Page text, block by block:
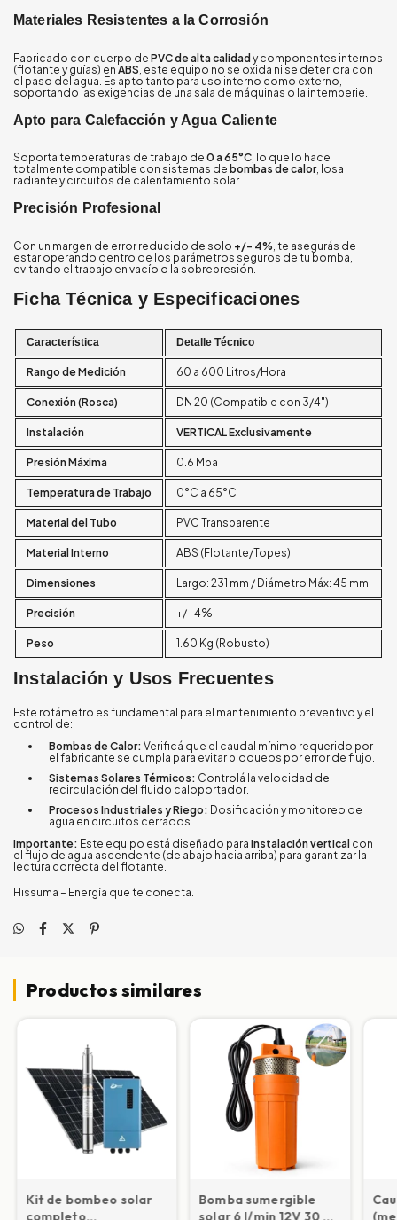
Materiales Resistentes a la Corrosión
Fabricado con cuerpo de PVC de alta calidady componentes internos
(flotante y guías) en ABS , este equipo no se oxida ni se deteriora con
el paso del agua. Es apto tanto para uso interno como externo,
soportando las exigencias de una sala de máquinas o la intemperie.
Apto para Calefacción y Agua Caliente
Soporta temperaturas de trabajo de 0 a 65°C, lo que lo hace
totalmente compatible con sistemas de bombas de calor, losa
radiante y circuitos de calentamiento solar.
Precisión Profesional
Con un margen de error reducido de solo +/- 4%, te asegurás de
estar operando dentro de los parámetros seguros de tu bomba,
evitando el trabajo en vacío o la sobrepresión.
Ficha Técnica y Especificaciones
Característica Detalle Técnico
Rango de Medición 60 a 600 Litros/Hora
Conexión (Rosca) DN 20 (Compatible con 3/4")
Instalación VERTICAL Exclusivamente
Presión Máxima 0.6 Mpa
Temperatura de Trabajo 0°C a 65°C
Material del Tubo PVC Transparente
Material Interno ABS (Flotante/Topes)
Dimensiones Largo: 231 mm / Diámetro Máx: 45 mm
Precisión +/- 4%
Peso 1.60 Kg (Robusto)
Instalación y Usos Frecuentes
Este rotámetro es fundamental para el mantenimiento preventivo y el
control de:
Bombas de Calor: Verificá que el caudal mínimo requerido por
el fabricante se cumpla para evitar bloqueos por error de flujo.
Sistemas Solares Térmicos: Controlá la velocidad de
recirculación del fluido caloportador.
Procesos Industriales y Riego: Dosificación y monitoreo de
agua en circuitos cerrados.
Importante: Este equipo está diseñado para instalación vertical con
el flujo de agua ascendente (de abajo hacia arriba) para garantizar la
lectura correcta del flotante.
Hissuma – Energía que te conecta.
Productos similares
Kit de bombeo solar
completo
Bomba sumergible
solar 6 l/min 12V 30 m